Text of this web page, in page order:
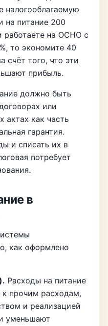
налогооблагаемую
на питание 200
работаете на ОСНО с
то экономите 40
счёт того, что эти
прибыль.
должно быть
или
актах как часть
гарантия.
и списать их в
потребует
в
как оформлено
Расходы на питание
к прочим расходам,
и реализацией
уменьшают